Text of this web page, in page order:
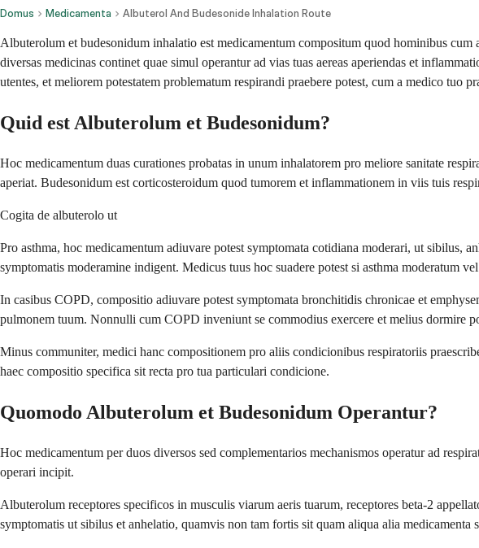
Domus Medicamenta Albuterol And Budesonide Inhalation Route
Albuterolum et budesonidum inhalatio est medicamentum compositum quod hominibus
diversas medicinas continet quae simul operantur ad vias tuas aereas aperiendas et
utentes, et meliorem potestatem problematum respirandi praebere potest, cum a medico tuo
Quid est Albuterolum et Budesonidum?
Hoc medicamentum duas curationes probatas in unum inhalatorem pro meliore sanitate
aperiat. Budesonidum est corticosteroidum quod tumorem et inflammationem in viis tuis
Cogita de albuterolo ut
Pro asthma, hoc medicamentum adiuvare potest symptomata cotidiana moderari, ut sibilus,
symptomatis moderamine indigent. Medicus tuus hoc suadere potest si asthma moderatum
In casibus COPD, compositio adiuvare potest symptomata bronchitidis chronicae et
pulmonem tuum. Nonnulli cum COPD inveniunt se commodius exercere et melius dormire
Minus communiter, medici hanc compositionem pro aliis condicionibus respiratoriis
haec compositio specifica sit recta pro tua particulari condicione.
Quomodo Albuterolum et Budesonidum Operantur?
Hoc medicamentum per duos diversos sed complementarios mechanismos operatur ad
operari incipit.
Albuterolum receptores specificos in musculis viarum aeris tuarum, receptores beta-2
symptomatis ut sibilus et anhelatio, quamvis non tam fortis sit quam aliqua alia medicamenta